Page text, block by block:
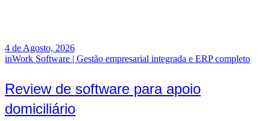
4 de Agosto, 2026
inWork Software | Gestão empresarial integrada e ERP completo
Review de software para apoio
domiciliário